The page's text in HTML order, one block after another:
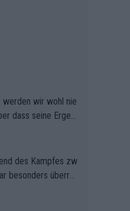
werden wir wohl nie
dass seine Ergeb
des Kampfes zw
besonders überras